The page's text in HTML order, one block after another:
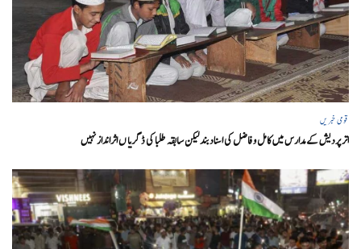
قومی خبریں
اتر پردیش کےمدارس میں کامل و فاضل کی اسناد بند لیکن سابقہ طلبا کی ڈگریا ں اثرانداز نہیں